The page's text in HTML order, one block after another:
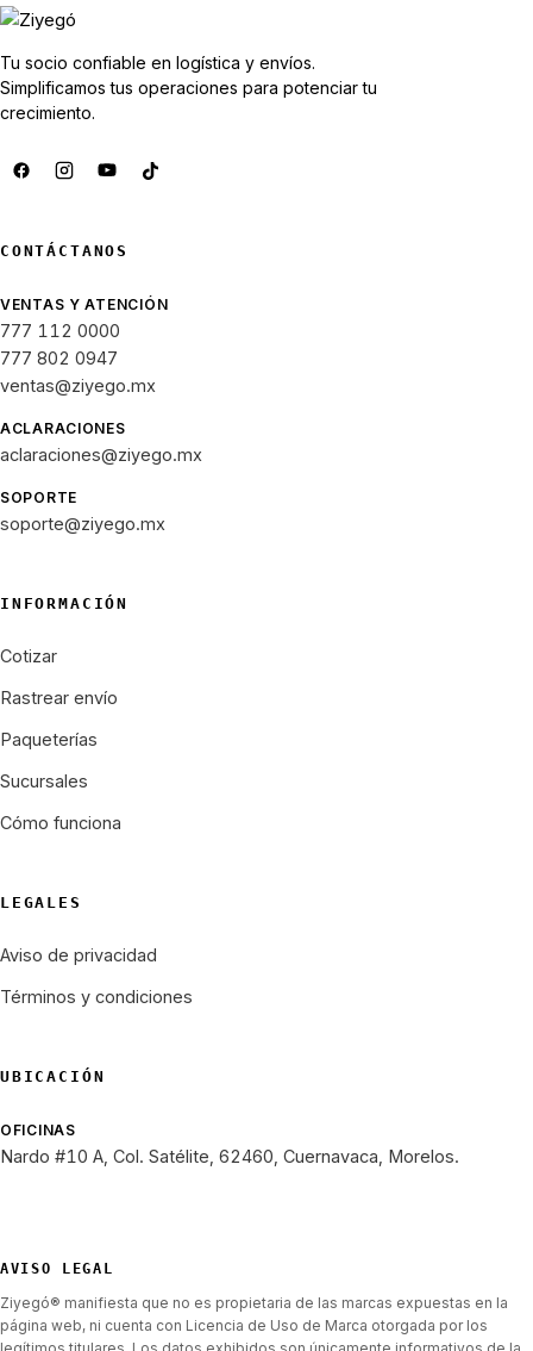
Tu socio confiable en logística y envíos.
Simplificamos tus operaciones para potenciar tu
crecimiento.
CONTÁCTANOS
VENTAS Y ATENCIÓN
777 112 0000
777 802 0947
ventas@ziyego.mx
ACLARACIONES
aclaraciones@ziyego.mx
SOPORTE
soporte@ziyego.mx
INFORMACIÓN
Cotizar
Rastrear envío
Paqueterías
Sucursales
Cómo funciona
LEGALES
Aviso de privacidad
Términos y condiciones
UBICACIÓN
OFICINAS
Nardo #10 A, Col. Satélite, 62460, Cuernavaca, Morelos.
AVISO LEGAL
Ziyegó® manifiesta que no es propietaria de las marcas expuestas en la
página web, ni cuenta con Licencia de Uso de Marca otorgada por los